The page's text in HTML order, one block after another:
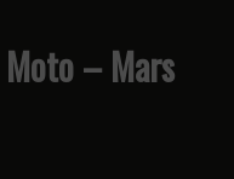
– Mars